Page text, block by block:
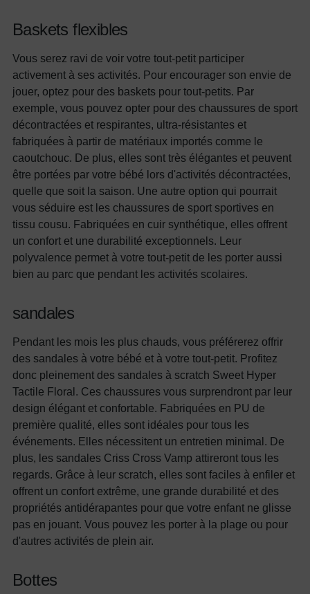
Baskets flexibles
Vous serez ravi de voir votre tout-petit participer
activement à ses activités. Pour encourager son envie de
jouer, optez pour des baskets pour tout-petits. Par
exemple, vous pouvez opter pour des chaussures de sport
décontractées et respirantes, ultra-résistantes et
fabriquées à partir de matériaux importés comme le
caoutchouc. De plus, elles sont très élégantes et peuvent
être portées par votre bébé lors d'activités décontractées,
quelle que soit la saison. Une autre option qui pourrait
vous séduire est les chaussures de sport sportives en
tissu cousu. Fabriquées en cuir synthétique, elles offrent
un confort et une durabilité exceptionnels. Leur
polyvalence permet à votre tout-petit de les porter aussi
bien au parc que pendant les activités scolaires.
sandales
Pendant les mois les plus chauds, vous préférerez offrir
des sandales à votre bébé et à votre tout-petit. Profitez
donc pleinement des sandales à scratch Sweet Hyper
Tactile Floral. Ces chaussures vous surprendront par leur
design élégant et confortable. Fabriquées en PU de
première qualité, elles sont idéales pour tous les
événements. Elles nécessitent un entretien minimal. De
plus, les sandales Criss Cross Vamp attireront tous les
regards. Grâce à leur scratch, elles sont faciles à enfiler et
offrent un confort extrême, une grande durabilité et des
propriétés antidérapantes pour que votre enfant ne glisse
pas en jouant. Vous pouvez les porter à la plage ou pour
d'autres activités de plein air.
Bottes